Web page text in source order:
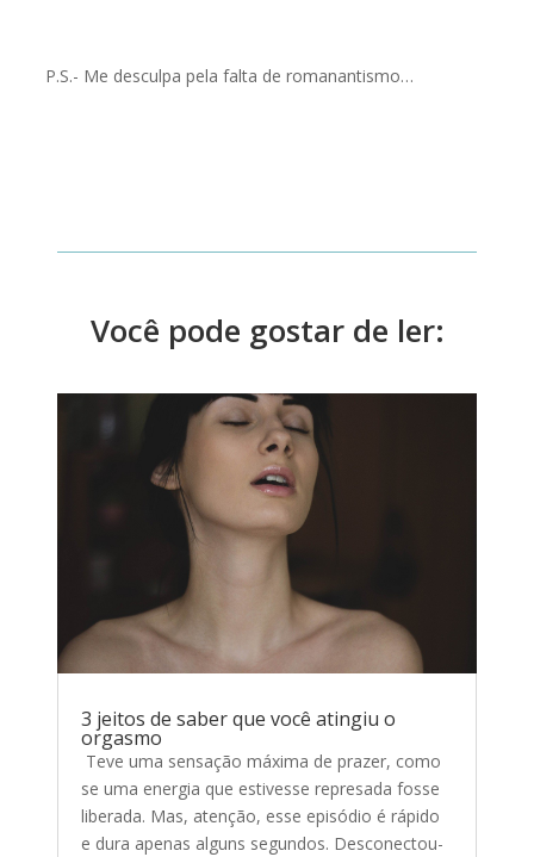
P.S.- Me desculpa pela falta de romanantismo…
Você pode gostar de ler:
3 jeitos de saber que você atingiu o
orgasmo
Teve uma sensação máxima de prazer, como
se uma energia que estivesse represada fosse
liberada. Mas, atenção, esse episódio é rápido
e dura apenas alguns segundos. Desconectou-